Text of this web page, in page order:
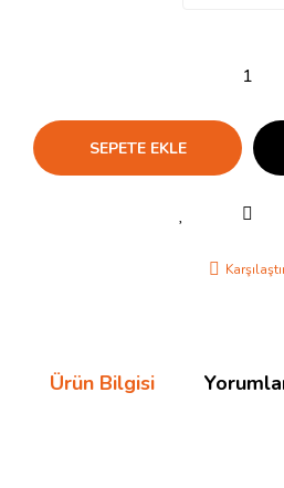
SEPETE EKLE
Ürün Bilgisi